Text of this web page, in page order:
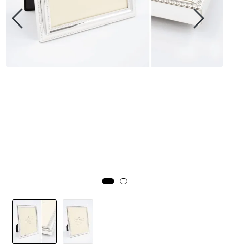
Speil
Trykk av bilder/skilt og innramming